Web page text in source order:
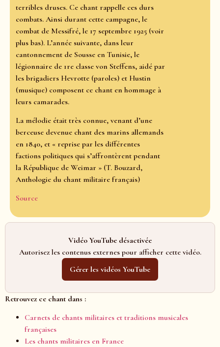
terribles druses. Ce chant rappelle ces durs
combats. Ainsi durant cette campagne, le
combat de Messifré, le 17 septembre 1925 (voir
plus bas). L’année suivante, dans leur
cantonnement de Sousse en Tunisie, le
légionnaire de 1re classe von Steffens, aidé par
les brigadiers Hevrotte (paroles) et Hustin
(musique) composent ce chant en hommage à
leurs camarades.
La mélodie était très connue, venant d’une
berceuse devenue chant des marins allemands
en 1840, et « reprise par les différentes
factions politiques qui s’affrontèrent pendant
la République de Weimar » (T. Bouzard,
Anthologie du chant militaire français)
Source
Vidéo YouTube désactivée
Autorisez les contenus externes pour afficher cette vidéo.
Gérer les vidéos YouTube
Retrouvez ce chant dans :
Carnets de chants militaires et traditions musicales
françaises
Les chants militaires en France